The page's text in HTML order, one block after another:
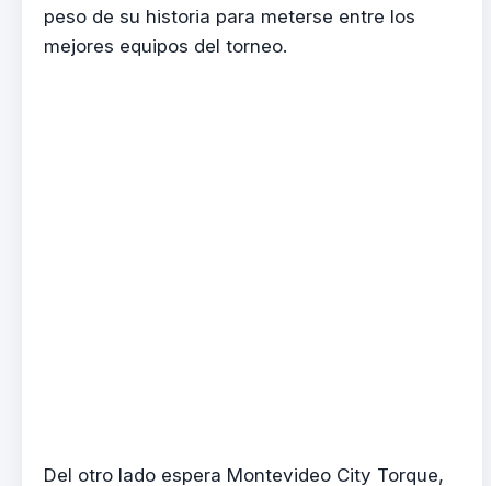
peso de su historia para meterse entre los
mejores equipos del torneo.
Del otro lado espera Montevideo City Torque,